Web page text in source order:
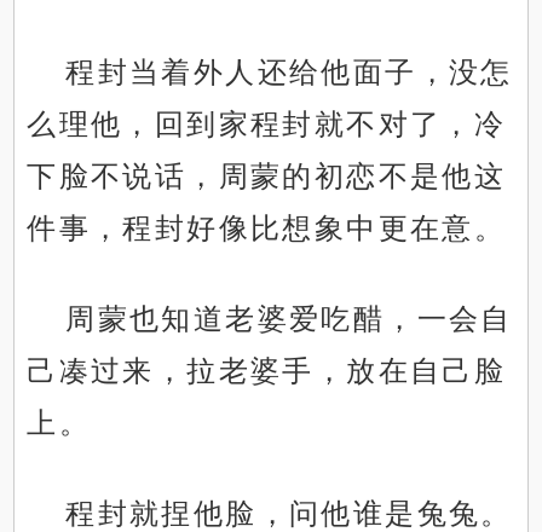
程封当着外人还给他面子，没怎
么理他，回到家程封就不对了，冷
下脸不说话，周蒙的初恋不是他这
件事，程封好像比想象中更在意。
周蒙也知道老婆爱吃醋，一会自
己凑过来，拉老婆手，放在自己脸
上。
程封就捏他脸，问他谁是兔兔。